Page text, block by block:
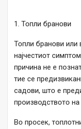
1. Топли бранови
Топли бранови или
најчестиот
причина не е
тие се
садови, што е
производството на
Во просек,